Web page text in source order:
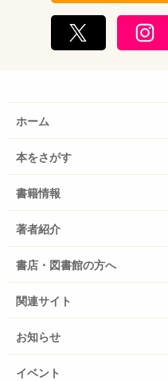
ホーム
本をさがす
書籍情報
著者紹介
書店・図書館の方へ
関連サイト
お知らせ
イベント